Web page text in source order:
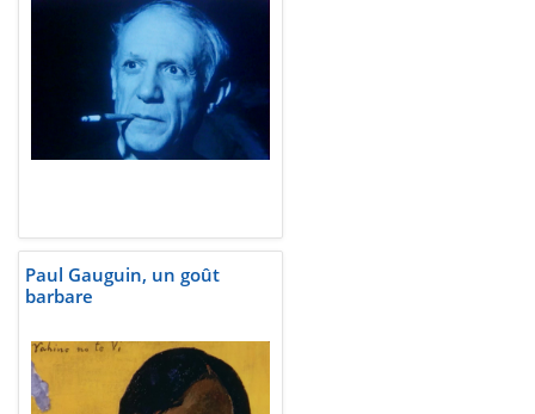
Paul Gauguin, un goût
barbare